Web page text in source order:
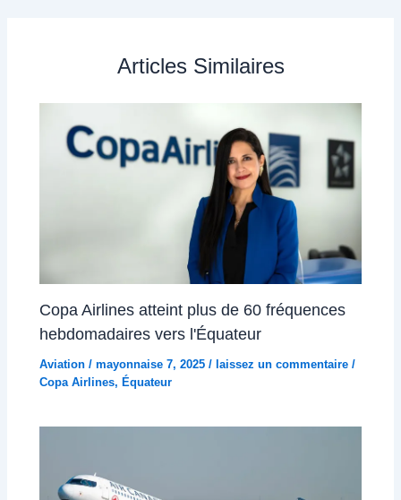
Articles Similaires
Copa Airlines atteint plus de 60 fréquences
hebdomadaires vers l'Équateur
Aviation /mayonnaise 7, 2025/ laissez un commentaire /
Copa Airlines, Équateur